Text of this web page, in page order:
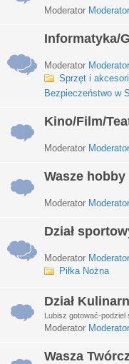
Moderator
Informatyka/
Moderator
Sprzęt i
Bezpieczeństwo w
Kino/Film/
Moderator
Wasze hobby
Moderator
Dział
Moderator
Piłka Nożna
Dział
Lubisz gotować-
Moderator
Wasza